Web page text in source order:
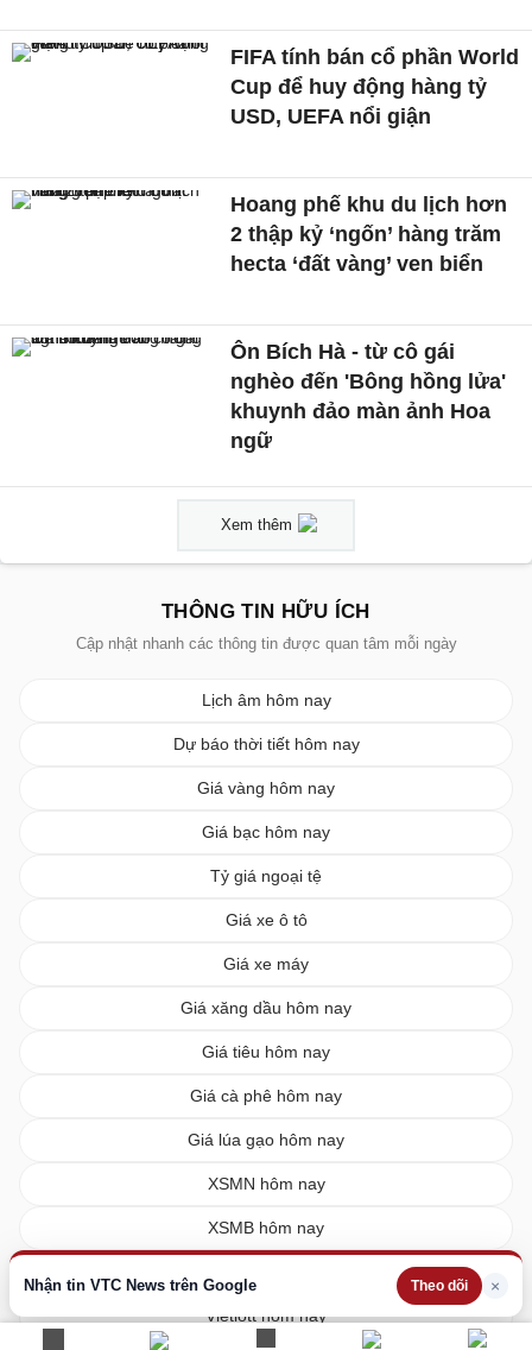
Nhận tin VTC News trên Google Theo dõi ×
FIFA tính bán cổ phần World
Cup để huy động hàng tỷ
USD, UEFA nổi giận
Hoang phế khu du lịch hơn
2 thập kỷ ‘ngốn’ hàng trăm
hecta ‘đất vàng’ ven biển
Ôn Bích Hà - từ cô gái
nghèo đến 'Bông hồng lửa'
khuynh đảo màn ảnh Hoa
ngữ
Xem thêm
THÔNG TIN HỮU ÍCH
Cập nhật nhanh các thông tin được quan tâm mỗi ngày
Lịch âm hôm nay
Dự báo thời tiết hôm nay
Giá vàng hôm nay
Giá bạc hôm nay
Tỷ giá ngoại tệ
Giá xe ô tô
Giá xe máy
Giá xăng dầu hôm nay
Giá tiêu hôm nay
Giá cà phê hôm nay
Giá lúa gạo hôm nay
XSMN hôm nay
XSMB hôm nay
Vietlott hôm nay